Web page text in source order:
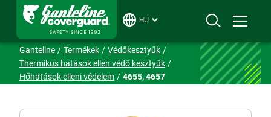
HU
Ganteline Termékek
Védőkesztyűk
Thermikus hatások ellen védő kesztyűk
Hőhatások elleni védelem
4655, 4657